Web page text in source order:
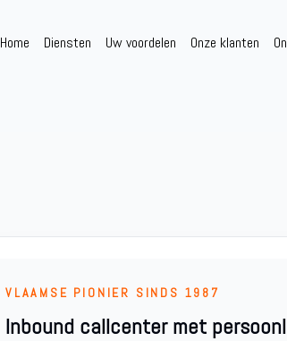
Home Diensten Uw voordelen Onze klanten
VLAAMSE PIONIER SINDS 1987
Inbound callcenter met